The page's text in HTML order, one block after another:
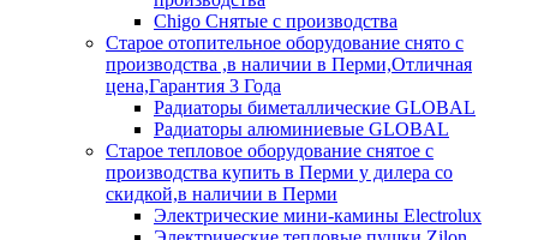
Chigo Снятые с производства
Старое отопительное оборудование снято с
производства ,в наличии в Перми,Отличная
цена,Гарантия 3 Года
Радиаторы биметаллические GLOBAL
Радиаторы алюминиевые GLOBAL
Старое тепловое оборудование снятое с
производства купить в Перми у дилера со
скидкой,в наличии в Перми
Электрические мини-камины Electrolux